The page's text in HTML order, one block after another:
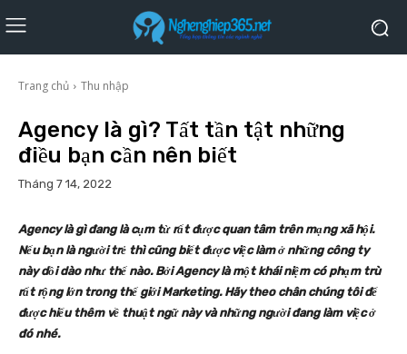
Trang chủ Thu nhập
Agency là gì? Tất tần tật những
điều bạn cần nên biết
Tháng 7 14, 2022
Agency là gì đang là cụm từ rất được quan tâm trên mạng xã hội.
Nếu bạn là người trẻ thì cũng biết được việc làm ở những công ty
này dồi dào như thế nào. Bởi Agency là một khái niệm có phạm trù
rất rộng lớn trong thế giới Marketing. Hãy theo chân chúng tôi để
được hiểu thêm về thuật ngữ này và những người đang làm việc ở
đó nhé.